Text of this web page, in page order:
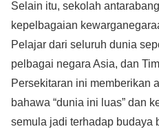
Selain itu, sekolah
kepelbagaian
Pelajar dari seluruh dunia
pelbagai negara Asia, dan
Persekitaran ini memberikan
bahawa “dunia ini luas” dan
semula jadi terhadap budaya